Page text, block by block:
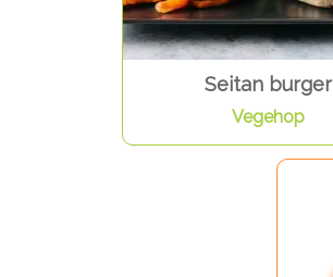
Seitan burger
Vegehop